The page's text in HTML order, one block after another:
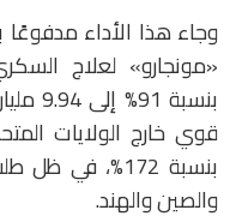
وجاء هذا الأداء
«مونجارو» لعلاج
قوي خارج الولايات
بنسبة 172%،
والصين والهند.